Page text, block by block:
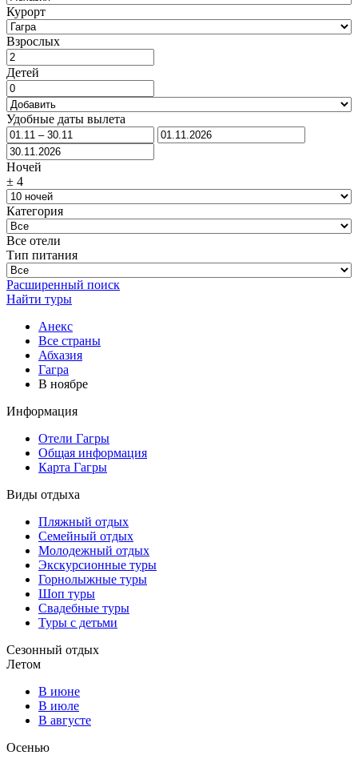
Курорт
Взрослых
Детей
Удобные даты вылета
Ночей
± 4
Категория
Все отели
Тип питания
Расширенный поиск
Найти туры
Анекс
Все страны
Абхазия
Гагра
В ноябре
Информация
Отели Гагры
Общая информация
Карта Гагры
Виды отдыха
Пляжный отдых
Семейный отдых
Молодежный отдых
Экскурсионные туры
Горнолыжные туры
Шоп туры
Свадебные туры
Туры с детьми
Сезонный отдых
Летом
В июне
В июле
В августе
Осенью